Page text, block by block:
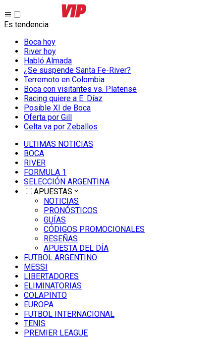
Es tendencia:
Boca hoy
River hoy
Habló Almada
¿Se suspende Santa Fe-River?
Terremoto en Colombia
Boca con visitantes vs. Platense
Racing quiere a E. Díaz
Posible XI de Boca
Oferta por Gill
Celta va por Zeballos
ULTIMAS NOTICIAS
BOCA
RIVER
FORMULA 1
SELECCIÓN ARGENTINA
APUESTAS
NOTICIAS
PRONÓSTICOS
GUÍAS
CÓDIGOS PROMOCIONALES
RESEÑAS
APUESTA DEL DÍA
FUTBOL ARGENTINO
MESSI
LIBERTADORES
ELIMINATORIAS
COLAPINTO
EUROPA
FUTBOL INTERNACIONAL
TENIS
PREMIER LEAGUE